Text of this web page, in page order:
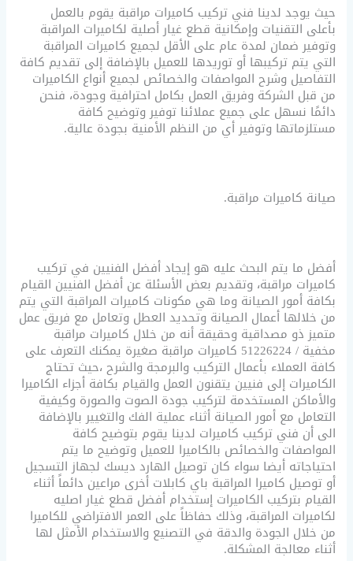
حيث يوجد لدينا فني تركيب كاميرات مراقبة يقوم بالعمل
بأعلى التقنيات وإمكانية قطع غيار أصلية لكاميرات المراقبة
وتوفير ضمان لمدة عام على الأقل لجميع كاميرات المراقبة
التي يتم تركيبها أو توريدها للعميل بالإضافة إلى تقديم كافة
التفاصيل وشرح المواصفات والخصائص لجميع أنواع الكاميرات
من قبل الشركة وفريق العمل بكامل احترافية وجودة، فنحن
دائمًا نسهل على جميع عملائنا توفير وتوضيح كافة
مستلزماتها وتوفير أي من النظم الأمنية بجودة عالية.
صيانة كاميرات مراقبة.
أفضل ما يتم البحث عليه هو إيجاد أفضل الفنيين في تركيب
كاميرات مراقبة، وتقديم بعض الأسئلة عن أفضل الفنيين القيام
بكافة أمور الصيانة وما هي مكونات كاميرات المراقبة التي يتم
من خلالها أعمال الصيانة وتحديد العطل وتعامل مع فريق عمل
متميز ذو مصداقية وحقيقة أنه من خلال كاميرات مراقبة
مخفية / 51226224 كاميرات مراقبة صغيرة يمكنك التعرف على
كافة العملاء بأعمال التركيب والبرمجة والشرح ،حيث تحتاج
الكاميرات إلى فنيين يتقنون العمل والقيام بكافة أجزاء الكاميرا
والأماكن المستخدمة لتركيب جودة الصوت والصورة وكيفية
التعامل مع أمور الصيانة أثناء عملية الفك والتغيير بالإضافة
الى أن فني تركيب كاميرات لدينا يقوم بتوضيح كافة
المواصفات والخصائص بالكاميرا للعميل وتوضيح ما يتم
احتياجاته أيضا سواء كان توصيل الهارد ديسك لجهاز التسجيل
أو توصيل كاميرا المراقبة باي كابلات أخرى مراعين دائماً أثناء
القيام بتركيب الكاميرات إستخدام أفضل قطع غيار اصليه
لكاميرات المراقبة، وذلك حفاظاً على العمر الافتراضي للكاميرا
من خلال الجودة والدقة في التصنيع والاستخدام الأمثل لها
أثناء معالجة المشكلة.